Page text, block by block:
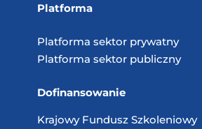
Platforma
Platforma sektor prywatny
Platforma sektor publiczny
Dofinansowanie
Krajowy Fundusz Szkoleniowy